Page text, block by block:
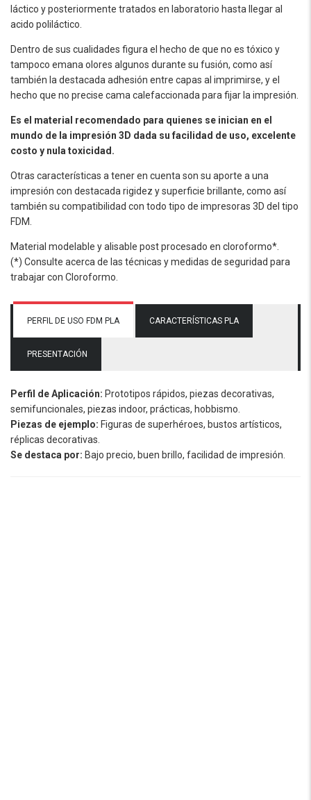
láctico y posteriormente tratados en laboratorio hasta llegar al
acido poliláctico.
Dentro de sus cualidades figura el hecho de que no es tóxico y
tampoco emana olores algunos durante su fusión, como así
también la destacada adhesión entre capas al imprimirse, y el
hecho que no precise cama calefaccionada para fijar la impresión.
Es el material recomendado para quienes se inician en el
mundo de la impresión 3D dada su facilidad de uso, excelente
costo y nula toxicidad.
Otras características a tener en cuenta son su aporte a una
impresión con destacada rigidez y superficie brillante, como así
también su compatibilidad con todo tipo de impresoras 3D del tipo
FDM.
Material modelable y alisable post procesado en cloroformo*.
(*) Consulte acerca de las técnicas y medidas de seguridad para
trabajar con Cloroformo.
PERFIL DE USO FDM PLA CARACTERÍSTICAS PLA
PRESENTACIÓN
Perfil de Aplicación: Prototipos rápidos, piezas decorativas,
semifuncionales, piezas indoor, prácticas, hobbismo.
Piezas de ejemplo: Figuras de superhéroes, bustos artísticos,
réplicas decorativas.
Se destaca por: Bajo precio, buen brillo, facilidad de impresión.